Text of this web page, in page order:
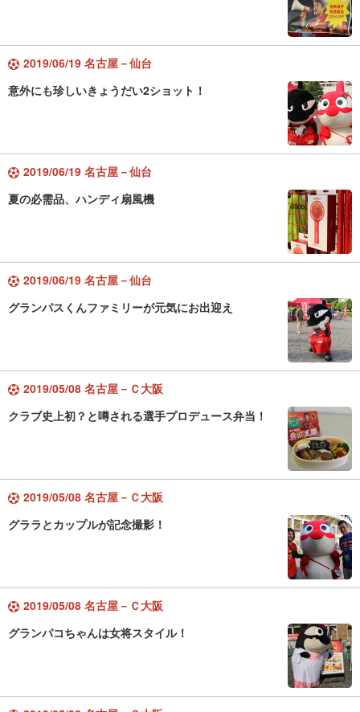
2019/06/19 名古屋－仙台
意外にも珍しいきょうだい2ショット！
2019/06/19 名古屋－仙台
夏の必需品、ハンディ扇風機
2019/06/19 名古屋－仙台
グランパスくんファミリーが元気にお出迎え
2019/05/08 名古屋－Ｃ大阪
クラブ史上初？と噂される選手プロデュース弁当！
2019/05/08 名古屋－Ｃ大阪
グララとカップルが記念撮影！
2019/05/08 名古屋－Ｃ大阪
グランパコちゃんは女将スタイル！